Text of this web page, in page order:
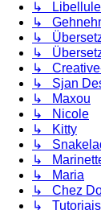
↳ Libellule
↳
↳
↳
↳
↳ Sjan
↳ Maxou
↳ Nicole
↳ Kitty
↳
↳
↳ Maria
↳ Chez
↳